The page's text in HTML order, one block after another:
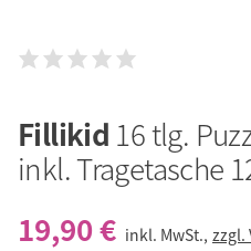
Fillikid 16 tlg.
inkl. Tragetasche
19,90 € inkl. MwSt., zzgl.